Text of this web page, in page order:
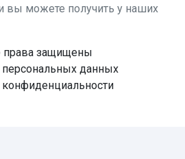
вы можете получить у наших
права защищены
персональных данных